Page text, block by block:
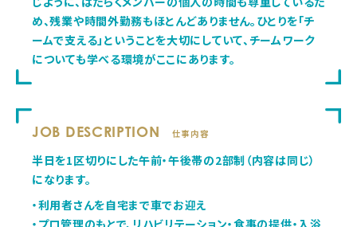
め、残業や時間外勤務もほとんどありません。ひとりを「チ
ームで支える」ということを大切にしていて、チームワーク
についても学べる環境がここにあります。
JOB DESCRIPTION 仕事内容
半日を1区切りにした午前・午後帯の2部制（内容は同じ）
になります。
・利用者さんを自宅まで車でお迎え